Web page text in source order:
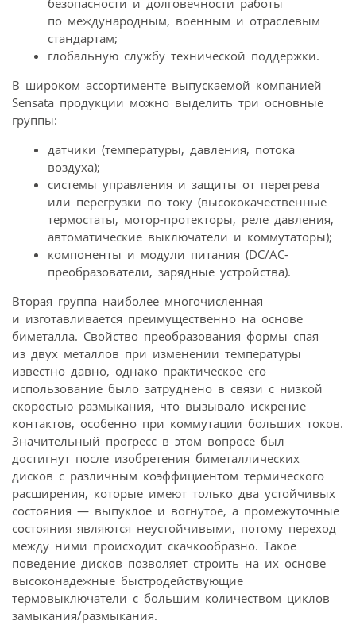
безопасности и долговечности работы
по международным, военным и отраслевым
стандартам;
глобальную службу технической поддержки.
В широком ассортименте выпускаемой компанией
Sensata продукции можно выделить три основные
группы:
датчики (температуры, давления, потока
воздуха);
системы управления и защиты от перегрева
или перегрузки по току (высококачественные
термостаты, мотор-протекторы, реле давления,
автоматические выключатели и коммутаторы);
компоненты и модули питания (DC/AC-
преобразователи, зарядные устройства).
Вторая группа наиболее многочисленная
и изготавливается преимущественно на основе
биметалла. Свойство преобразования формы спая
из двух металлов при изменении температуры
известно давно, однако практическое его
использование было затруднено в связи с низкой
скоростью размыкания, что вызывало искрение
контактов, особенно при коммутации больших токов.
Значительный прогресс в этом вопросе был
достигнут после изобретения биметаллических
дисков с различным коэффициентом термического
расширения, которые имеют только два устойчивых
состояния — выпуклое и вогнутое, а промежуточные
состояния являются неустойчивыми, потому переход
между ними происходит скачкообразно. Такое
поведение дисков позволяет строить на их основе
высоконадежные быстродействующие
термовыключатели с большим количеством циклов
замыкания/размыкания.